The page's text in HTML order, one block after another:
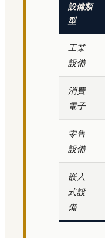
設備類
型
工業
設備
消費
電子
零售
設備
嵌入
式設
備